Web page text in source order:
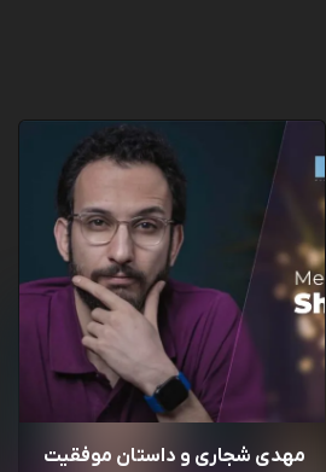
مهدی شجاری و داستان موفقیت